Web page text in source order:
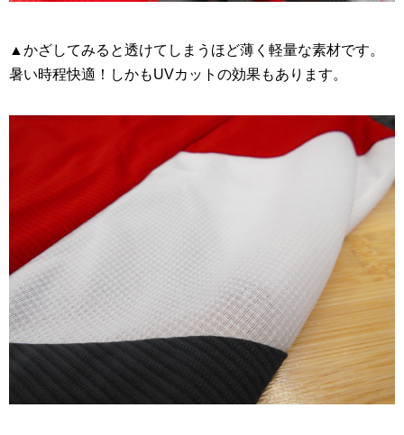
▲かざしてみると透けてしまうほど薄く軽量な素材です。
暑い時程快適！しかもUVカットの効果もあります。